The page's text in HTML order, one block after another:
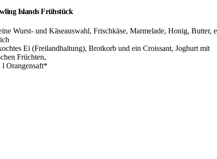
Islands Frühstück
Wurst- und Käseauswahl, Frischkäse, Marmelade, Honig, Butter,
Ei (Freilandhaltung), Brotkorb und ein Croissant, Joghurt mit
Früchten,
l Orangensaft*